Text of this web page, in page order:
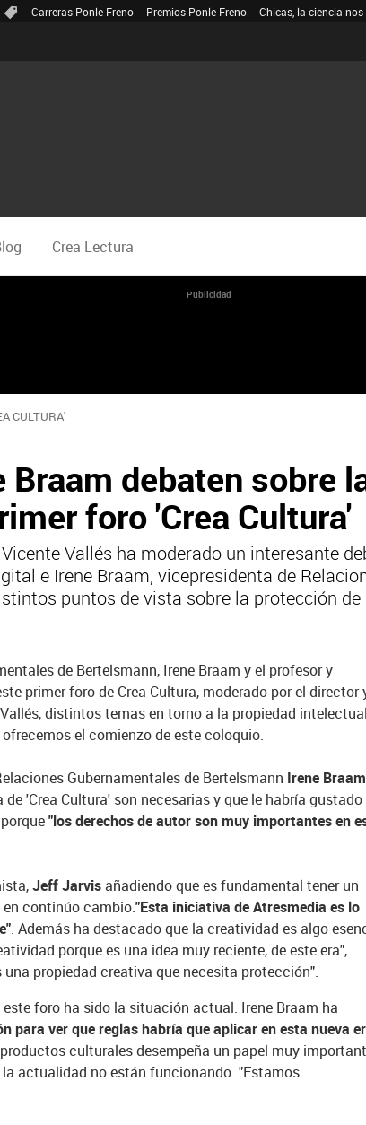
Carreras Ponle Freno Premios Ponle Freno Chicas, la ciencia nos
Crea Lectura
Publicidad
CULTURA'
debaten sobre
foro 'Crea Cultura'
Vallés ha moderado un interesante
e Irene Braam, vicepresidenta de
puntos de vista sobre la protección
de Bertelsmann, Irene Braam y el profesor y
primer foro de Crea Cultura, moderado por el director
distintos temas en torno a la propiedad
el comienzo de este coloquio.
Gubernamentales de Bertelsmann Irene Braam
'Crea Cultura' son necesarias y que le habría gustado
"los derechos de autor son muy importantes en
Jeff Jarvisañadiendo que es fundamental tener un
en continúo cambio."Esta iniciativa de Atresmedia es lo
. Además ha destacado que la creatividad es algo
porque es una idea muy reciente, de este era",
propiedad creativa que necesita protección".
foro ha sido la situación actual. Irene Braam ha
para ver que reglas habría que aplicar en esta nueva
culturales desempeña un papel muy
actualidad no están funcionando. "Estamos